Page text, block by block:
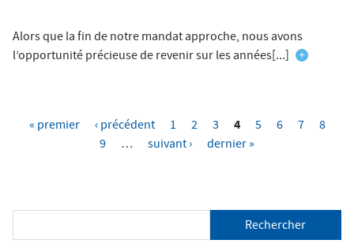
Alors que la fin de notre mandat approche, nous avons
l’opportunité précieuse de revenir sur les années[...]
+
e
s
« premier ‹ précédent 1 2 3 4 5 6 7
8
9
… suivant › dernier »